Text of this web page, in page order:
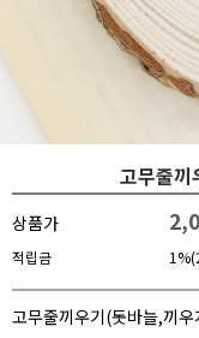
고무줄
상품가
적립금
고무줄끼우기(돗바늘,끼